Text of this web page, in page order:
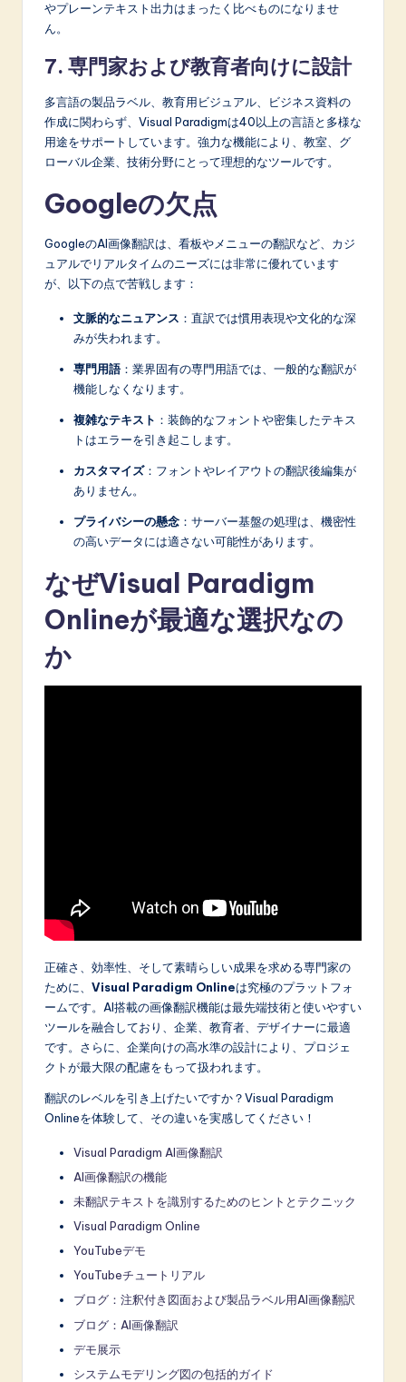
やプレーンテキスト出力はまったく比べものになりませ
ん。
7. 専門家および教育者向けに設計
多言語の製品ラベル、教育用ビジュアル、ビジネス資料の
作成に関わらず、Visual Paradigmは40以上の言語と多様な
用途をサポートしています。強力な機能により、教室、グ
ローバル企業、技術分野にとって理想的なツールです。
Googleの欠点
GoogleのAI画像翻訳は、看板やメニューの翻訳など、カジ
ュアルでリアルタイムのニーズには非常に優れています
が、以下の点で苦戦します：
文脈的なニュアンス ：直訳では慣用表現や文化的な深
みが失われます。
専門用語：業界固有の専門用語では、一般的な翻訳が
機能しなくなります。
複雑なテキスト ：装飾的なフォントや密集したテキス
トはエラーを引き起こします。
カスタマイズ：フォントやレイアウトの翻訳後編集が
ありません。
プライバシーの懸念 ：サーバー基盤の処理は、機密性
の高いデータには適さない可能性があります。
なぜVisual Paradigm
Onlineが最適な選択なの
か
正確さ、効率性、そして素晴らしい成果を求める専門家の
ために、 Visual Paradigm Onlineは究極のプラットフォ
ームです。AI搭載の画像翻訳機能は最先端技術と使いやすい
ツールを融合しており、企業、教育者、デザイナーに最適
です。さらに、企業向けの高水準の設計により、プロジェ
クトが最大限の配慮をもって扱われます。
翻訳のレベルを引き上げたいですか？Visual Paradigm
Onlineを体験して、その違いを実感してください！
Visual Paradigm AI画像翻訳
AI画像翻訳の機能
未翻訳テキストを識別するためのヒントとテクニック
Visual Paradigm Online
YouTubeデモ
YouTubeチュートリアル
ブログ：注釈付き図面および製品ラベル用AI画像翻訳
ブログ：AI画像翻訳
デモ展示
システムモデリング図の包括的ガイド